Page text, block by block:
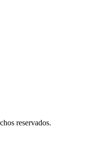
reservados.